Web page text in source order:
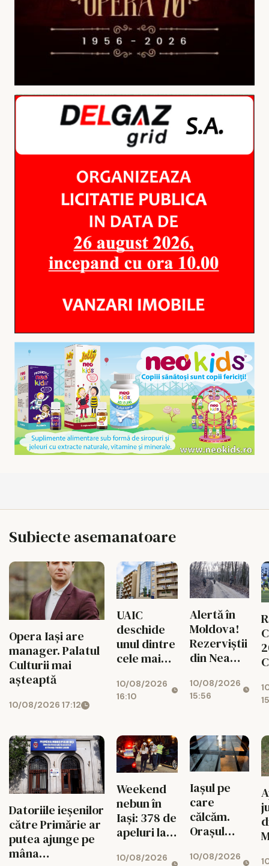
Subiecte asemanatoare
Opera Iași are
manager. Palatul
Culturii mai
așteaptă
10/08/2026 17:12
UAIC
deschide
unul dintre
cele mai
cămine
studențești
10/08/2026
16:10
Alertă în
Moldova!
Rezerviștii
din Neamț,
Botoșani,
chemați în
10/08/2026
15:56
Datoriile ieșenilor
către Primărie ar
putea ajunge pe
mâna
Weekend
nebun în
Iași: 378 de
apeluri la
1.100 de
10/08/2026
Iașul pe
care
călcăm.
Orașul
centrul
10/08/2026